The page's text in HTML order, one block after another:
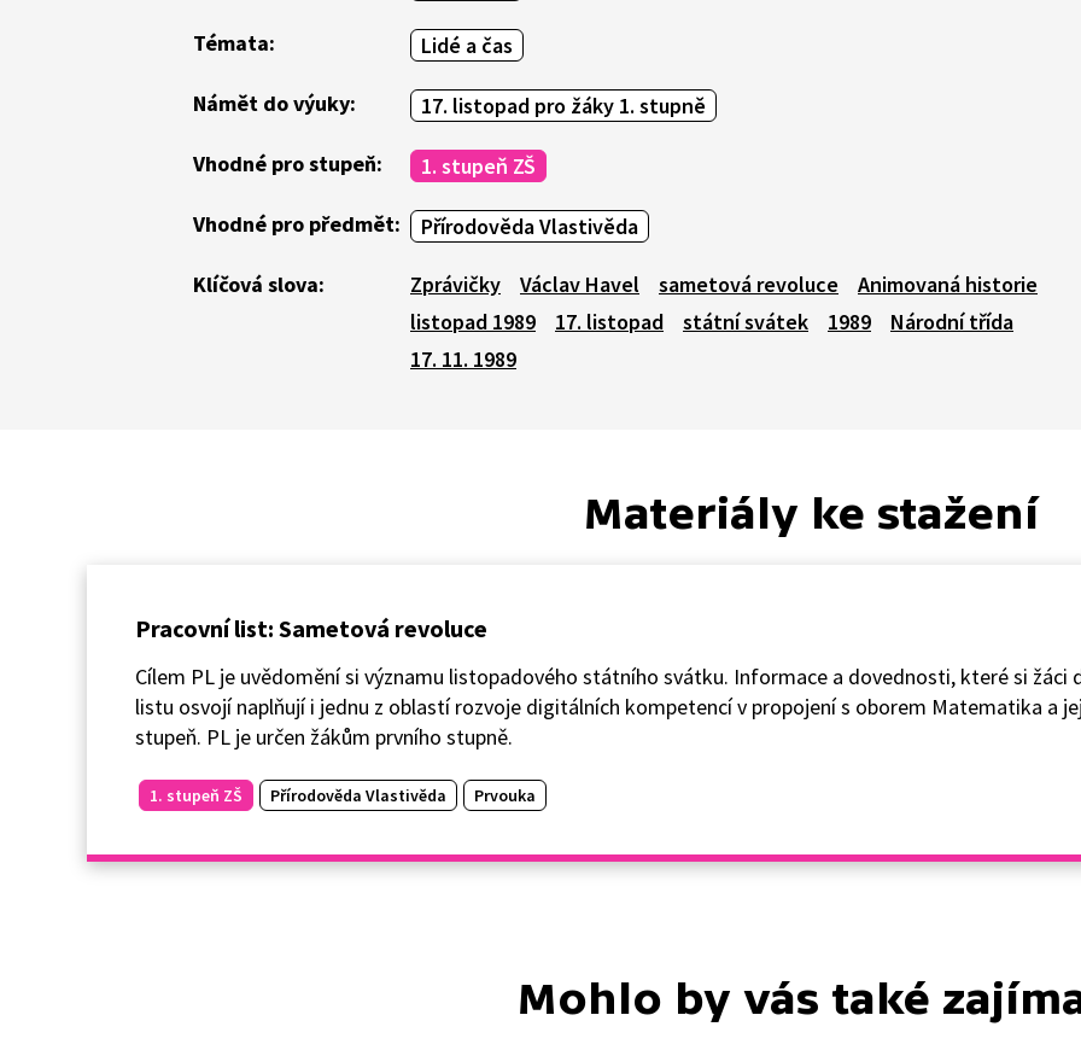
Témata: Lidé a čas
Námět do výuky: 17. listopad pro žáky 1. stupně
Vhodné pro stupeň: 1. stupeň ZŠ
Vhodné pro předmět: Přírodověda Vlastivěda
Klíčová slova: Zprávičky Václav Havel sametová revoluce
Animovaná historie
listopad 1989
17. listopad státní svátek 1989
Národní třída
17. 11. 1989
Materiály ke stažení
Pracovní list: Sametová revoluce
Cílem PL je uvědomění si významu listopadového státního svátku. Informace a dovednosti, které si žáci
listu osvojí naplňují i jednu z oblastí rozvoje digitálních kompetencí v propojení s oborem Matematika a
stupeň. PL je určen žákům prvního stupně.
1. stupeň ZŠ Přírodověda Vlastivěda Prvouka
Mohlo by vás také